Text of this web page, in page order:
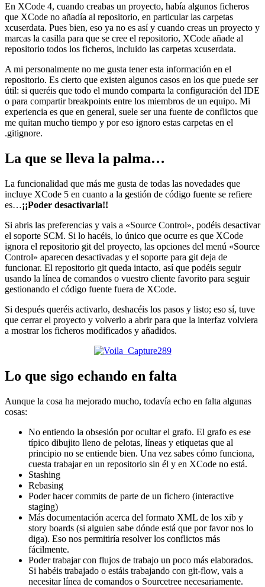
En XCode 4, cuando creabas un proyecto, había algunos ficheros
que XCode no añadía al repositorio, en particular las carpetas
xcuserdata. Pues bien, eso ya no es así y cuando creas un proyecto y
marcas la casilla para que se cree el repositorio, XCode añade al
repositorio todos los ficheros, incluido las carpetas xcuserdata.
A mi personalmente no me gusta tener esta información en el
repositorio. Es cierto que existen algunos casos en los que puede ser
útil: si queréis que todo el mundo comparta la configuración del IDE
o para compartir breakpoints entre los miembros de un equipo. Mi
experiencia es que en general, suele ser una fuente de conflictos que
me quitan mucho tiempo y por eso ignoro estas carpetas en el
.gitignore.
La que se lleva la palma…
La funcionalidad que más me gusta de todas las novedades que
incluye XCode 5 en cuanto a la gestión de código fuente se refiere
es…¡¡Poder desactivarla!!
Si abris las preferencias y vais a «Source Control», podéis desactivar
el soporte SCM. Si lo hacéis, lo único que ocurre es que XCode
ignora el repositorio git del proyecto, las opciones del menú «Source
Control» aparecen desactivadas y el soporte para git deja de
funcionar. El repositorio git queda intacto, así que podéis seguir
usando la línea de comandos o vuestro cliente favorito para seguir
gestionando el código fuente fuera de XCode.
Si después queréis activarlo, deshacéis los pasos y listo; eso sí, tuve
que cerrar el proyecto y volverlo a abrir para que la interfaz volviera
a mostrar los ficheros modificados y añadidos.
Lo que sigo echando en falta
Aunque la cosa ha mejorado mucho, todavía echo en falta algunas
cosas:
No entiendo la obsesión por ocultar el grafo. El grafo es ese
típico dibujito lleno de pelotas, líneas y etiquetas que al
principio no se entiende bien. Una vez sabes cómo funciona,
cuesta trabajar en un repositorio sin él y en XCode no está.
Stashing
Rebasing
Poder hacer commits de parte de un fichero (interactive
staging)
Más documentación acerca del formato XML de los xib y
story boards (si alguien sabe dónde está que por favor nos lo
diga). Eso nos permitiría resolver los conflictos más
fácilmente.
Poder trabajar con flujos de trabajo un poco más elaborados.
Si habéis trabajado o estáis trabajando con git-flow, vais a
necesitar línea de comandos o Sourcetree necesariamente.